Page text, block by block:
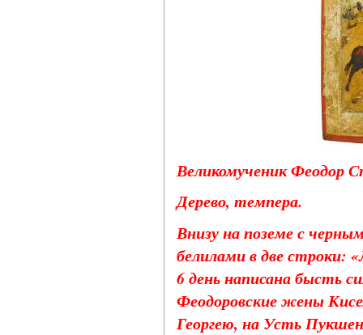
Великомученик Феодор
Дерево, темпера.
Внизу на поземе с
белилами в две строки:
6 день написана бысть
Феодоровские жены
Георгею, на Усть